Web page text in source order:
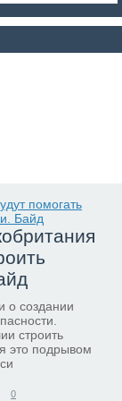
о создании
строить
это подрывом
0